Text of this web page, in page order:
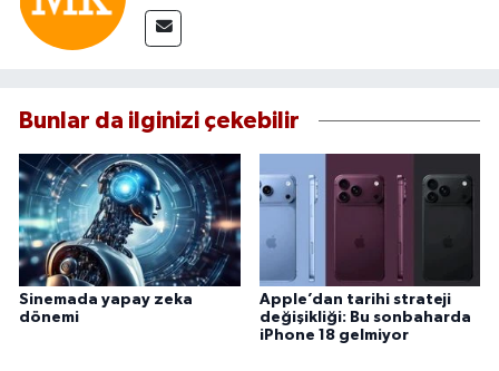
Bunlar da ilginizi çekebilir
Sinemada yapay zeka
dönemi
Apple’dan tarihi strateji
değişikliği: Bu sonbaharda
iPhone 18 gelmiyor